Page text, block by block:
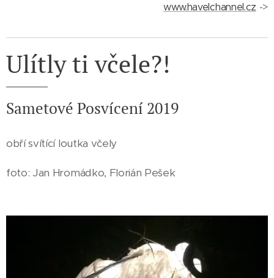
www.havelchannel.cz ->
Ulítly ti včele?!
Sametové Posvícení 2019
obří svítící loutka včely
foto: Jan Hromádko, Florián Pešek